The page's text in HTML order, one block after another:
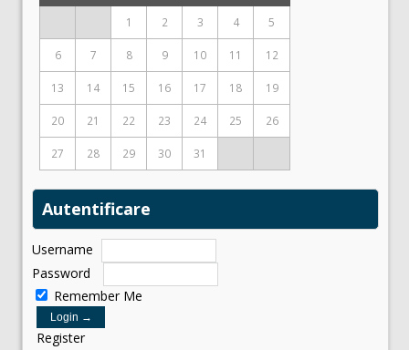
1 2 3 4 5
6 7 8 9 10 11 12
13 14 15 16 17 18 19
20 21 22 23 24 25 26
27 28 29 30 31
Autentificare
Username
Password
Remember Me
Register